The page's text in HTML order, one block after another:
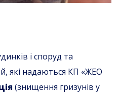
і споруд та
які надаються КП «ЖЕО
(знищення гризунів у